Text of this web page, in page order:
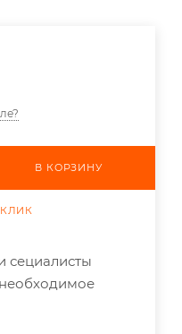
В КОРЗИНУ
КЛИК
сециалисты